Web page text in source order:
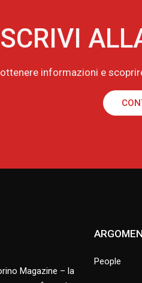
SCRIVI
informazioni e
Magazine – la
People